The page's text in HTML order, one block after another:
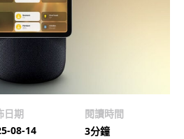
日期
08-14
閱讀時間
3分鐘